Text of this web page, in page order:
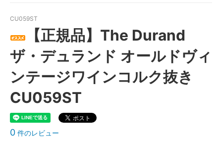
CU059ST
【正規品】The Durand
ザ・デュランド オールドヴィ
ンテージワインコルク抜き
CU059ST
0 件のレビュー